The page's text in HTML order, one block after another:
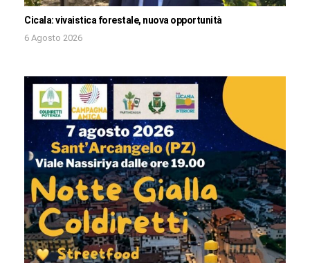
Cicala: vivaistica forestale, nuova opportunità
6 Agosto 2026